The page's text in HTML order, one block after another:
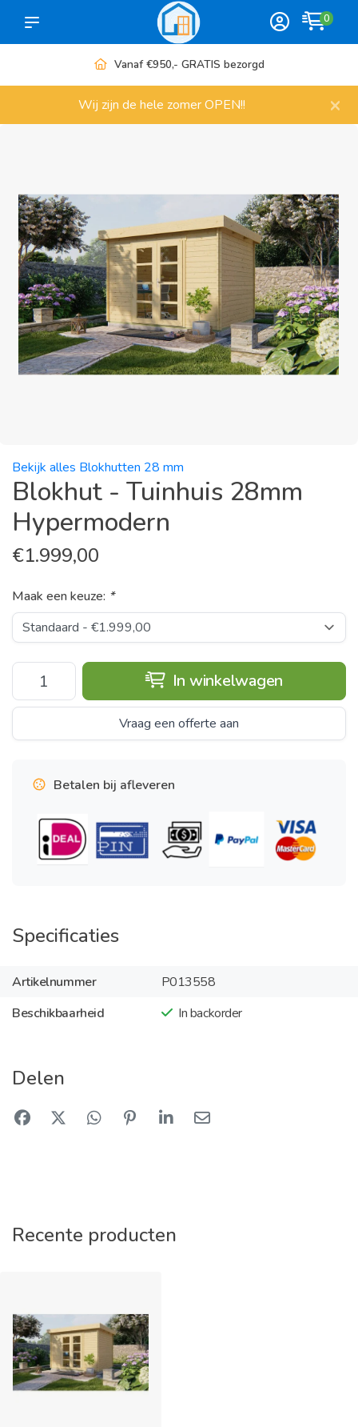
0
Vanaf €950,- GRATIS bezorgd
Wij zijn de hele zomer OPEN!! ×
Bekijk alles Blokhutten 28 mm
Blokhut - Tuinhuis 28mm
Hypermodern
€1.999,00
Maak een keuze: *
In winkelwagen
Vraag een offerte aan
Betalen bij afleveren
Specificaties
Artikelnummer
P013558
Beschikbaarheid
In backorder
Delen
Recente producten